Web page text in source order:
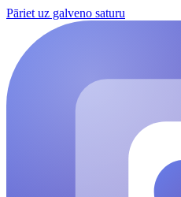
Pāriet uz galveno saturu